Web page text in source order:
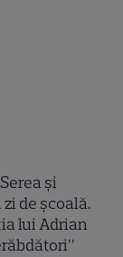
și
de școală.
lui Adrian